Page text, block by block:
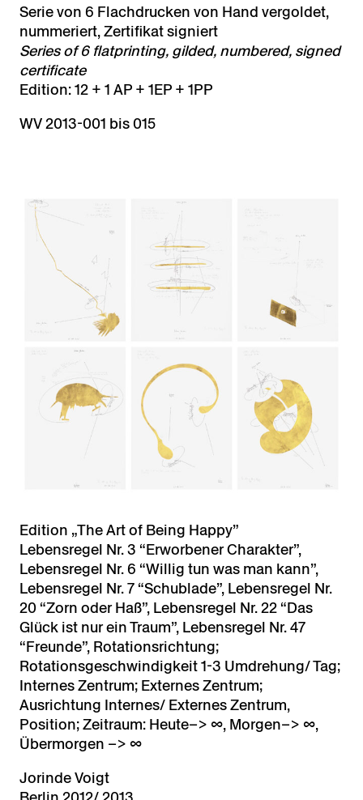
Serie von 6 Flachdrucken von Hand vergoldet,
nummeriert, Zertifikat signiert
Series of 6 flatprinting, gilded, numbered, signed
certificate
Edition: 12 + 1 AP + 1EP + 1PP
WV 2013-001 bis 015
Edition „The Art of Being Happy”
Lebensregel Nr. 3 “Erworbener Charakter”,
Lebensregel Nr. 6 “Willig tun was man kann”,
Lebensregel Nr. 7 “Schublade”, Lebensregel Nr.
20 “Zorn oder Haß”, Lebensregel Nr. 22 “Das
Glück ist nur ein Traum”, Lebensregel Nr. 47
“Freunde”, Rotationsrichtung;
Rotationsgeschwindigkeit 1-3 Umdrehung/ Tag;
Internes Zentrum; Externes Zentrum;
Ausrichtung Internes/ Externes Zentrum,
Position; Zeitraum: Heute–> ∞, Morgen–> ∞,
Übermorgen –> ∞
Jorinde Voigt